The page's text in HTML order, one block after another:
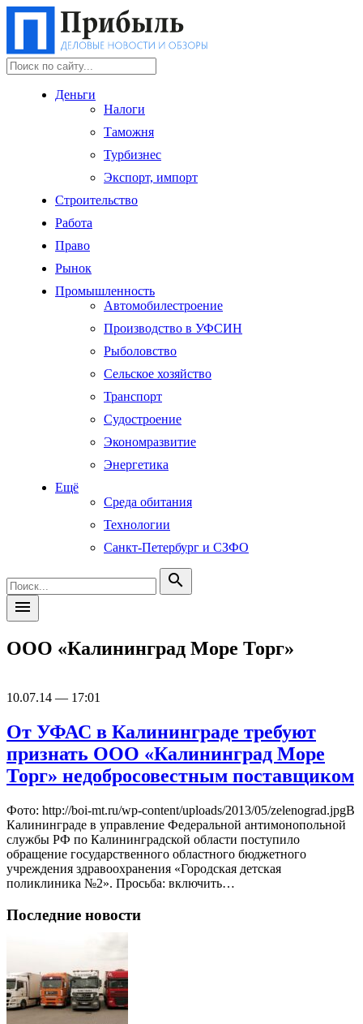
Деньги
Налоги
Таможня
Турбизнес
Экспорт, импорт
Строительство
Работа
Право
Рынок
Промышленность
Автомобилестроение
Производство в УФСИН
Рыболовство
Сельское хозяйство
Транспорт
Судостроение
Экономразвитие
Энергетика
Ещё
Среда обитания
Технологии
Санкт-Петербург и СЗФО
search
menu
ООО «Калининград Море Торг»
10.07.14 — 17:01
От УФАС в Калининграде требуют
признать ООО «Калининград Море
Торг» недобросовестным поставщиком
Фото: http://boi-mt.ru/wp-content/uploads/2013/05/zelenograd.jpgВ
Калининграде в управление Федеральной антимонопольной
службы РФ по Калининградской области поступило
обращение государственного областного бюджетного
учреждения здравоохранения «Городская детская
поликлиника №2». Просьба: включить…
Последние новости